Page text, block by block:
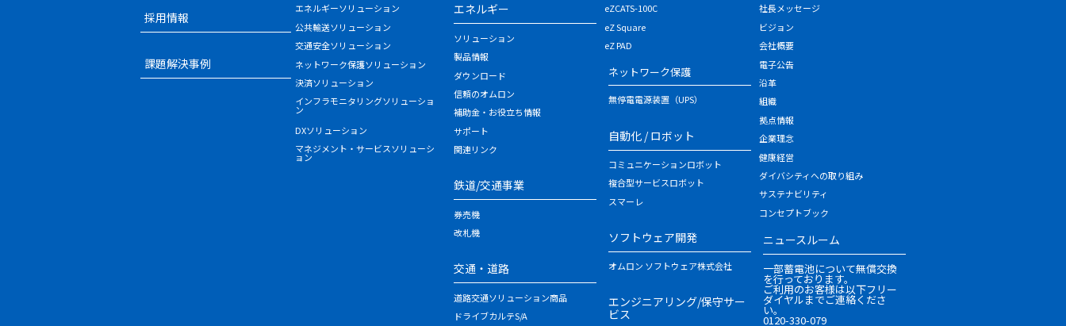
採用情報
課題解決事例
エネルギーソリューション
公共輸送ソリューション
交通安全ソリューション
ネットワーク保護ソリューション
決済ソリューション
インフラモニタリングソリューショ
ン
DXソリューション
マネジメント・サービスソリューシ
ョン
エネルギー
ソリューション
製品情報
ダウンロード
信頼のオムロン
補助金・お役立ち情報
サポート
関連リンク
鉄道/交通事業
券売機
改札機
交通・道路
道路交通ソリューション商品
ドライブカルテS/A
eZCATS-100C
eZ Square
eZ PAD
ネットワーク保護
無停電電源装置（UPS）
自動化 / ロボット
コミュニケーションロボット
複合型サービスロボット
スマーレ
ソフトウェア開発
オムロン ソフトウェア株式会社
エンジニアリング/保守サー
ビス
社長メッセージ
ビジョン
会社概要
電子公告
沿革
組織
拠点情報
企業理念
健康経営
ダイバシティへの取り組み
サステナビリティ
コンセプトブック
ニュースルーム
一部蓄電池について無償交換
を行っております。
ご利用のお客様は以下フリー
ダイヤルまでご連絡くださ
い。
0120-330-079